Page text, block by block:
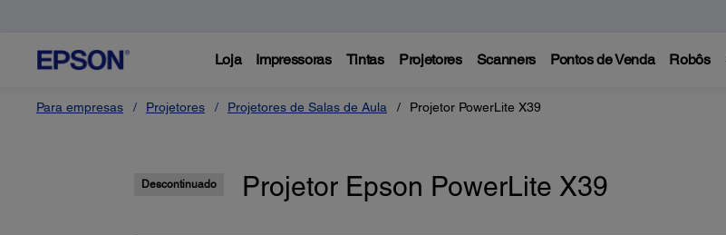
Loja Impressoras Tintas Projetores Scanners Pontos de Venda Robôs
Para empresas Projetores Projetores de Salas de Aula Projetor PowerLite X39
Descontinuado Projetor Epson PowerLite X39